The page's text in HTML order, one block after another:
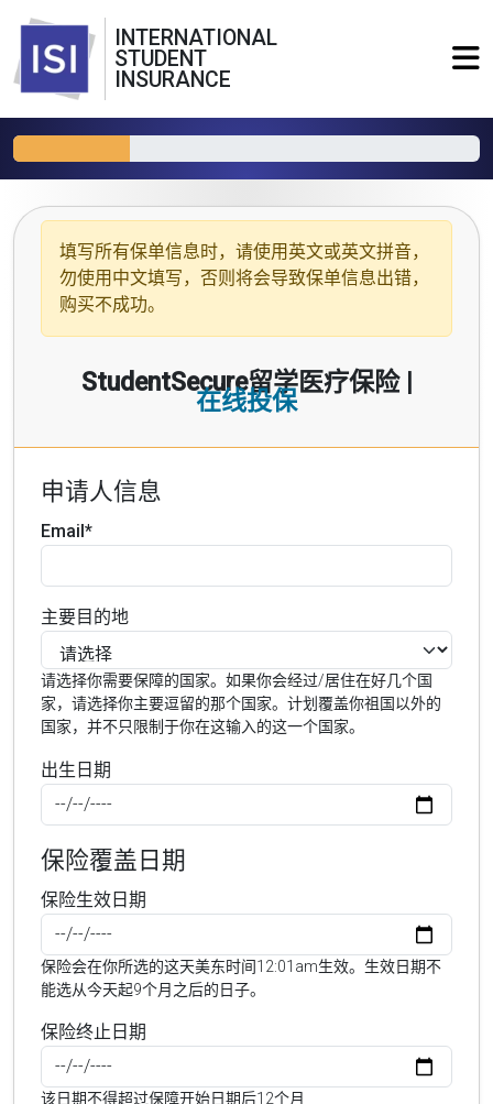
INTERNATIONAL
STUDENT
INSURANCE
填写所有保单信息时，请使用 英文或英文拼音，
勿使用中文填写，否则将会导致保单信息出错，
购买不成功。
StudentSecure留学医疗保险 |
在线投保
申请人信息
Email*
主要目的地
请选择你需要保障的国家。如果你会经过/居住在好几个国
家，请选择你主要逗留的那个国家。计划覆盖你祖国以外的
国家，并不只限制于你在这输入的这一个国家。
出生日期
保险覆盖日期
保险生效日期
保险会在你所选的这天美东时间12:01am生效。生效日期不
能选从今天起9个月之后的日子。
保险终止日期
该日期不得超过保障开始日期后12个月